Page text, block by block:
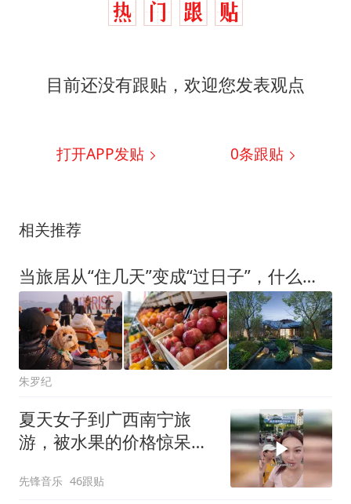
目前还没有跟贴，欢迎您发表观点
打开APP发贴 0条跟贴
相关推荐
当旅居从“住几天”变成“过日子”，什么样的社区值得长期选择？
朱罗纪
夏天女子到广西南宁旅
游，被水果的价格惊呆
自由了
先锋音乐 46跟贴